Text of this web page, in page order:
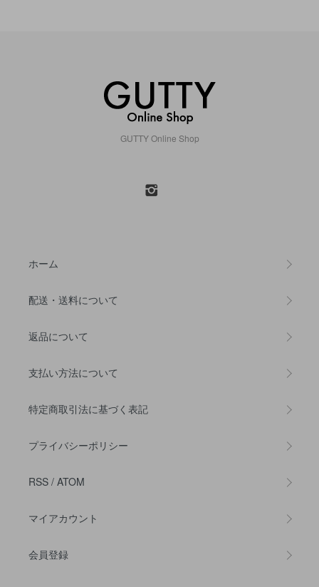
GUTTY Online Shop
ホーム
配送・送料について
返品について
支払い方法について
特定商取引法に基づく表記
プライバシーポリシー
RSS / ATOM
マイアカウント
会員登録